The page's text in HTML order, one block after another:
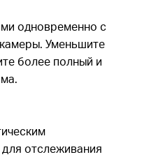
одновременно с
Уменьшите
более полный и
отслеживания